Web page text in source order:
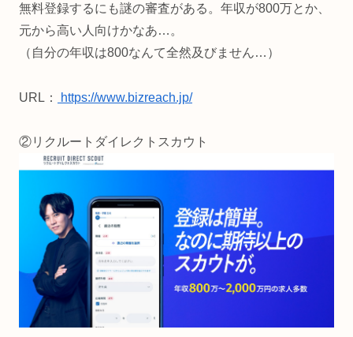
無料登録するにも謎の審査がある。年収が800万とか、
元から高い人向けかなあ…。
（自分の年収は800なんて全然及びません…）
URL： https://www.bizreach.jp/
②リクルートダイレクトスカウト